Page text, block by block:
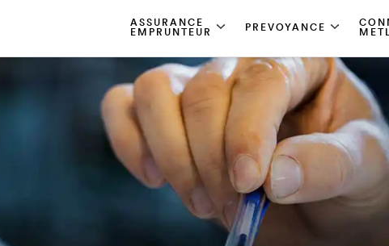
ASSURANCE
EMPRUNTEUR
PREVOYANCE